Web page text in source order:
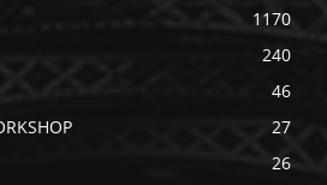
1170
240
46
27
26